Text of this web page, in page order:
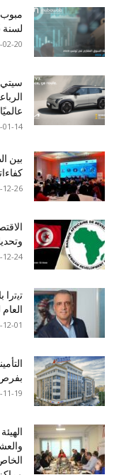
لسنة 2025
02-20
سيتي
عالميًا
01-14
بين
12-26
12-24
12-01
بفرص
11-19